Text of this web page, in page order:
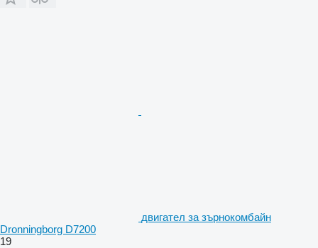
двигател за зърнокомбайн
Dronningborg D7200
19